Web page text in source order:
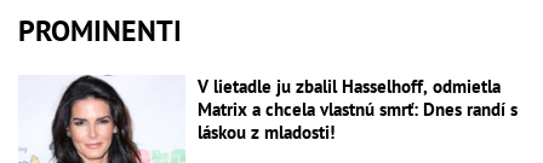
PROMINENTI
V lietadle ju zbalil Hasselhoff, odmietla
Matrix a chcela vlastnú smrť: Dnes randí s
láskou z mladosti!